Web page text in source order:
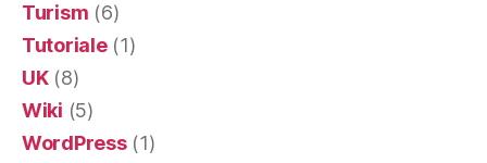
Turism (6)
Tutoriale(1)
UK(8)
Wiki (5)
WordPress(1)